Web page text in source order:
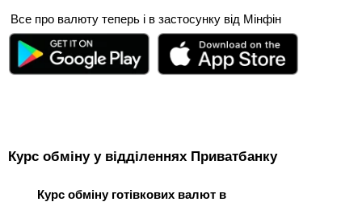
Все про валюту теперь і в застосунку від Мінфін
Курс обміну у відділеннях Приватбанку
Курс обміну готівкових валют в